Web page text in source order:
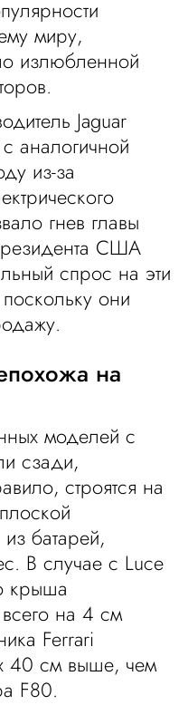
миру,
излюбленной
Jaguar
аналогичной
из-за
гнев главы
США
спрос на эти
они
на
моделей с
сзади,
строятся на
батарей,
В случае с Luce
крыша
на 4 см
Ferrari
40 см выше, чем
F80.